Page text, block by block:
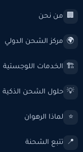
🏢 من نحن
🌍 مركز الشحن الدولي
🏗️ الخدمات اللوجستية
💡 حلول الشحن الذكية
⭐ لماذا الرهوان
📍 تتبع الشحنة